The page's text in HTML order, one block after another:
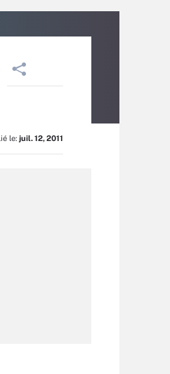
le: juil. 12, 2011